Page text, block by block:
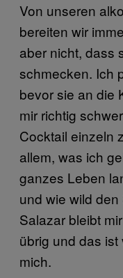
Von unseren
bereiten wir
aber nicht, dass
schmecken. Ich
bevor sie an die
mir richtig
Cocktail einzeln
allem, was ich
ganzes Leben
und wie wild
Salazar bleibt
übrig und das
mich.